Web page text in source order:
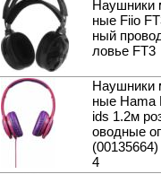
Наушники
ные Fiio
ный
ловье FT3
Наушники
ные Hama
ids 1.2м
оводные
4